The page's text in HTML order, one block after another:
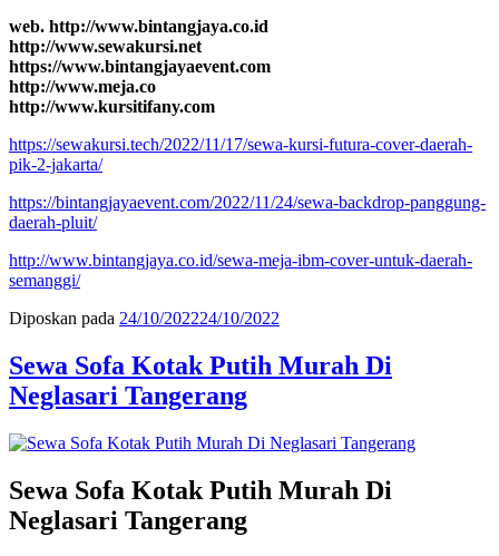
web. http://www.bintangjaya.co.id
http://www.sewakursi.net
https://www.bintangjayaevent.com
http://www.meja.co
http://www.kursitifany.com
https://sewakursi.tech/2022/11/17/sewa-kursi-futura-cover-daerah-
pik-2-jakarta/
https://bintangjayaevent.com/2022/11/24/sewa-backdrop-panggung-
daerah-pluit/
http://www.bintangjaya.co.id/sewa-meja-ibm-cover-untuk-daerah-
semanggi/
Diposkan pada 24/10/202224/10/2022
Sewa Sofa Kotak Putih Murah Di
Neglasari Tangerang
Sewa Sofa Kotak Putih Murah Di
Neglasari Tangerang